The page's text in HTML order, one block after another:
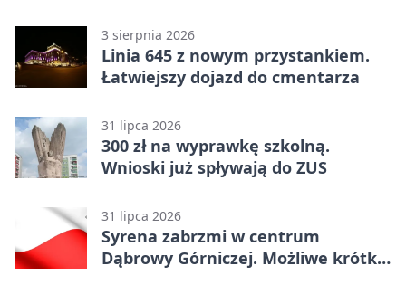
3 sierpnia 2026
Linia 645 z nowym przystankiem.
Łatwiejszy dojazd do cmentarza
31 lipca 2026
300 zł na wyprawkę szkolną.
Wnioski już spływają do ZUS
31 lipca 2026
Syrena zabrzmi w centrum
Dąbrowy Górniczej. Możliwe krótkie